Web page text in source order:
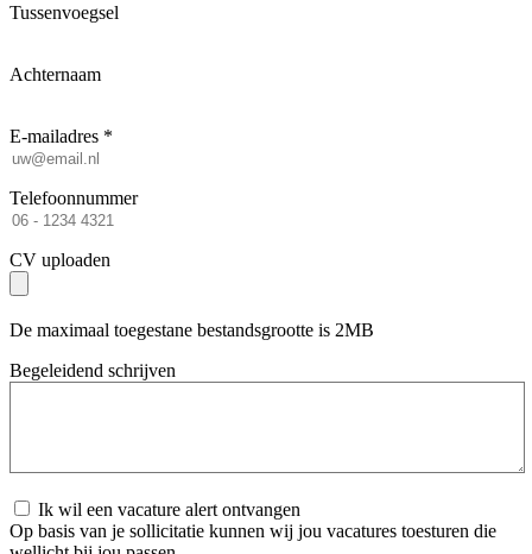
Tussenvoegsel
Achternaam
E-mailadres *
Telefoonnummer
CV uploaden
De maximaal toegestane bestandsgrootte is 2MB
Begeleidend schrijven
Ik wil een vacature alert ontvangen
Op basis van je sollicitatie kunnen wij jou vacatures toesturen die